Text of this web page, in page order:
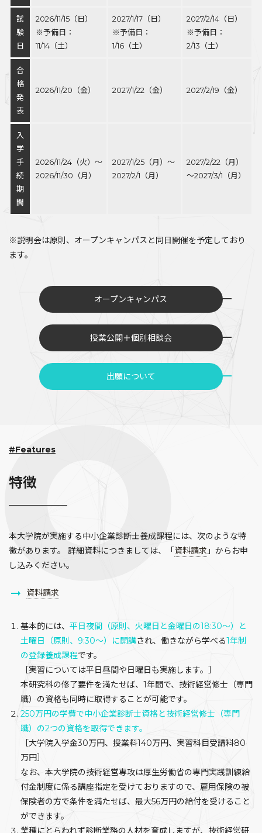
試
験
日
2026/11/15（日）
※予備日：
11/14（土）
2027/1/17（日）
※予備日：
1/16（土）
2027/2/14（日）
※予備日：
2/13（土）
合
格
発
表
2026/11/20（金） 2027/1/22（金） 2027/2/19（金）
入
学
手
続
期
間
2026/11/24（火）～
2026/11/30（月）
2027/1/25（月）～
2027/2/1（月）
2027/2/22（月）
～2027/3/1（月）
※説明会は原則、オープンキャンパスと同日開催を予定しており
ます。
オープンキャンパス
授業公開＋個別相談会
出願について
#Features
特徴
本大学院が実施する中小企業診断士養成課程には、次のような特
徴があります。 詳細資料につきましては、「資料請求 」からお申
し込みください。
資料請求
基本的には、 平日夜間（原則、火曜日と金曜日の18:30～）と
土曜日（原則、9:30～）に開講され、働きながら学べる1年制
の登録養成課程です。
［実習については平日昼間や日曜日も実施します。］
本研究科の修了要件を満たせば、1年間で、技術経営修士（専門
職）の資格も同時に取得することが可能です。
250万円の学費で中小企業診断士資格と技術経営修士（専門
職）の2つの資格を取得できます。
［大学院入学金30万円、授業料140万円、実習科目受講料80
万円］
なお、本大学院の技術経営専攻は厚生労働省の専門実践訓練給
付金制度に係る講座指定を受けておりますので、雇用保険の被
保険者の方で条件を満たせば、最大56万円の給付を受けること
ができます。
業種にとらわれず診断業務の人材を育成しますが、技術経営研